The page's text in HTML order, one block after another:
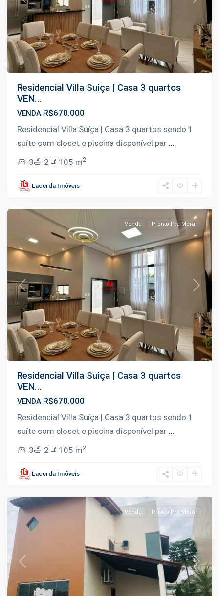
Previous Next
Residencial Villa Suíça | Casa 3 quartos
VEN...
VENDA R$670.000
Residencial Villa Suíça | Casa 3 quartos sendo 1
suíte com closet e piscina disponível par ...
3
2 105 m2
Lacerda Imóveis
Tarumã,
Previous Next
Venda Pronto Pra Morar
Residencial Villa Suíça | Casa 3 quartos
VEN...
VENDA R$670.000
Residencial Villa Suíça | Casa 3 quartos sendo 1
suíte com closet e piscina disponível par ...
3
2 105 m2
Lacerda Imóveis
Tarumã,
Previous Next
Venda Pronto Pra Morar